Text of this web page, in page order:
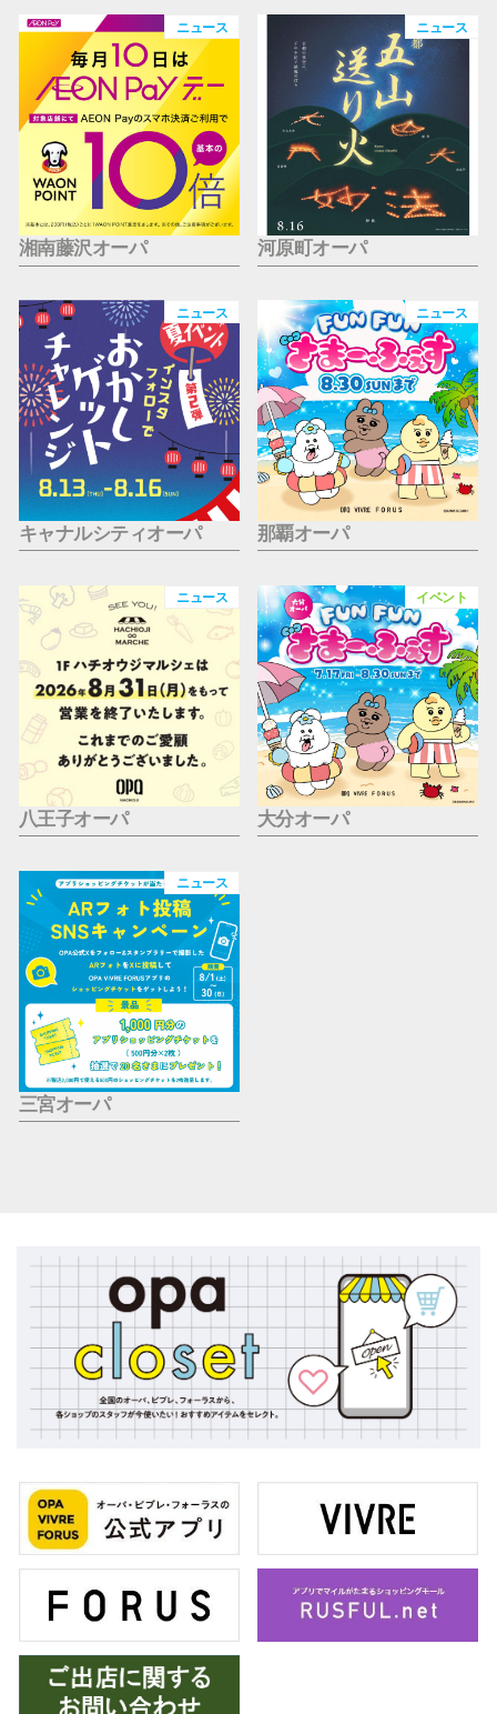
ニュース
湘南藤沢オーパ
ニュース
河原町オーパ
ニュース
キャナルシティオーパ
ニュース
那覇オーパ
ニュース
八王子オーパ
イベント
大分オーパ
ニュース
三宮オーパ